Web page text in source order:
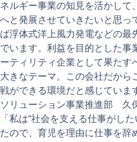
ネルギー事業の知見を活かして
へと発展させていきたいと思っ
ば浮体式洋上風力発電などの最
でいます。利益を目的とした事
ーティリティ企業として果たす
大きなテーマ。この会社だから
戦ができる環境だと感じていま
ソリューション事業推進部 久
「私は“社会を支える仕事がし
たので、育児を理由に仕事を辞